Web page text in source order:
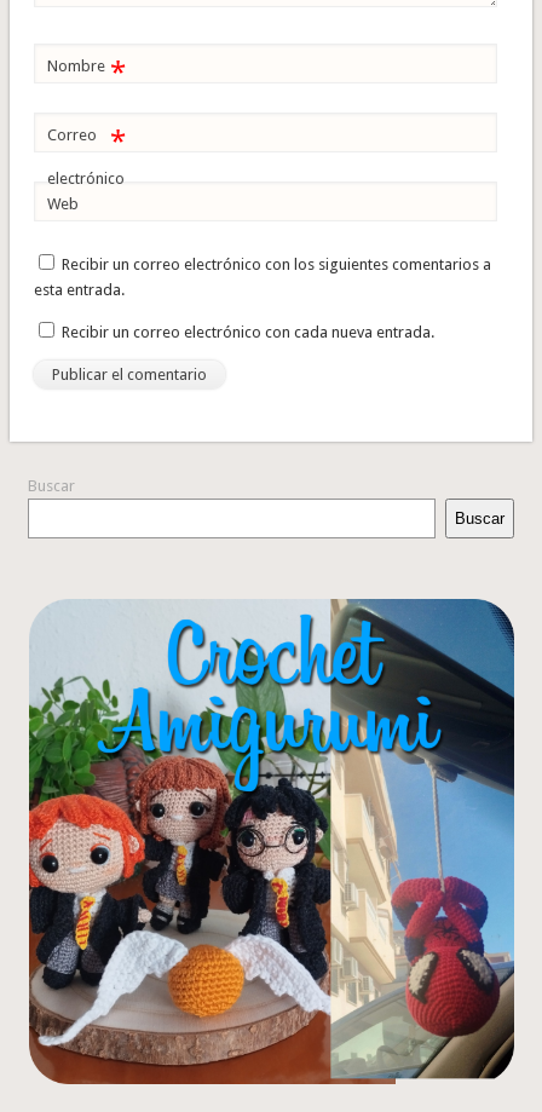
Nombre *
Correo
electrónico
*
Web
Recibir un correo electrónico con los siguientes comentarios a
esta entrada.
Recibir un correo electrónico con cada nueva entrada.
Buscar
Buscar